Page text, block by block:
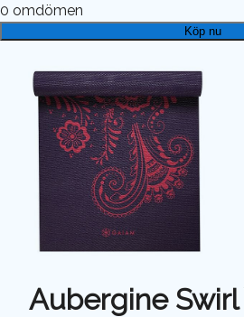
0 omdömen
Köp nu
Aubergine Swirl